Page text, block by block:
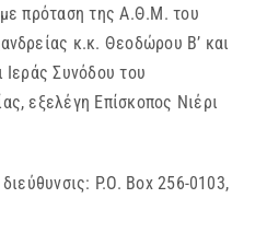
πρόταση της Α.Θ.Μ. του
κ.κ. Θεοδώρου Β’ και
Συνόδου του
εξελέγη Επίσκοπος Νιέρι
P.O. Box 256-0103,